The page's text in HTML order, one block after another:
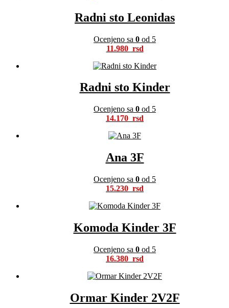
Radni sto Leonidas
Ocenjeno sa 0 od 5
11.980
Radni sto Kinder
Ocenjeno sa 0 od 5
14.170
Ana 3F
Ocenjeno sa 0 od 5
15.230
Komoda Kinder 3F
Ocenjeno sa 0 od 5
16.380
Ormar Kinder 2V2F